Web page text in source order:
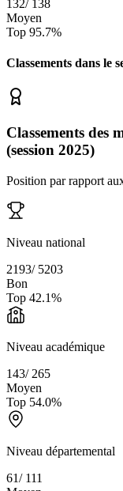
132/ 138
Moyen
Top 95.7%
Classements dans le
Classements des
(session 2025)
Position par rapport
Niveau national
2193/ 5203
Bon
Top 42.1%
Niveau académique
143/ 265
Moyen
Top 54.0%
Niveau départemental
61/ 111